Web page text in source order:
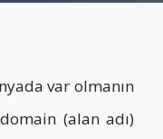
var olmanın
(alan adı)